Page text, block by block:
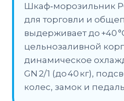
Шкаф‑морозильник
для торговли и
выдерживает до +40
цельнозаливной
динамическое
GN 2/1 (до 40 кг),
колес, замок и